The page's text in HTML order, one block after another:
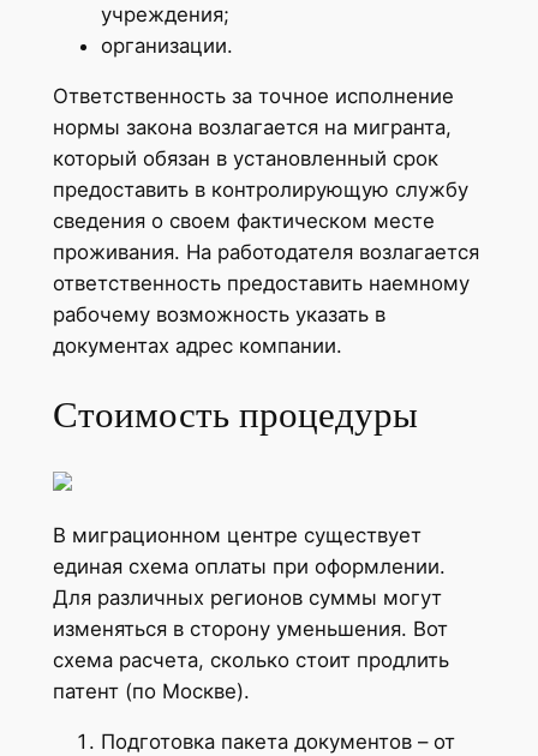
учреждения;
организации.
Ответственность за точное исполнение
нормы закона возлагается на мигранта,
который обязан в установленный срок
предоставить в контролирующую службу
сведения о своем фактическом месте
проживания. На работодателя возлагается
ответственность предоставить наемному
рабочему возможность указать в
документах адрес компании.
Стоимость процедуры
В миграционном центре существует
единая схема оплаты при оформлении.
Для различных регионов суммы могут
изменяться в сторону уменьшения. Вот
схема расчета, сколько стоит продлить
патент (по Москве).
Подготовка пакета документов – от